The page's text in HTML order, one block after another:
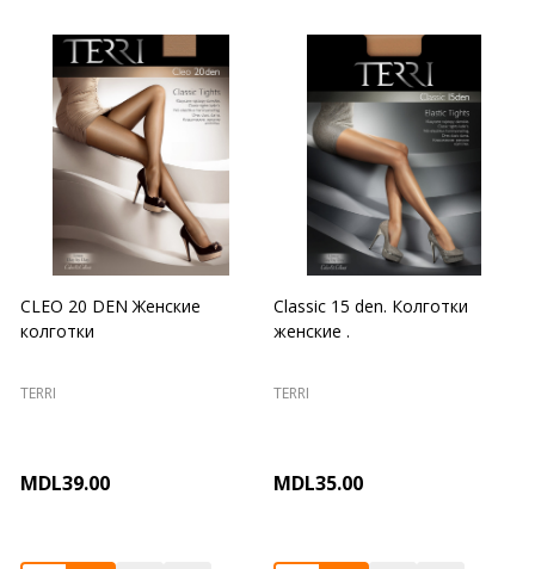
CLEO 20 DEN Женские
колготки
TERRI
MDL39.00
Classic 15 den. Колготки
женские .
TERRI
MDL35.00